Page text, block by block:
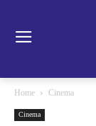
Home Cinema
Cinema